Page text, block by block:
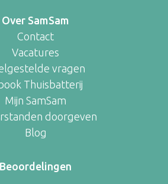
Over SamSam
Contact
Vacatures
vragen
Thuisbatterij
Mijn SamSam
doorgeven
Blog
Beoordelingen